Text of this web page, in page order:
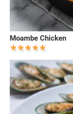
Moambe Chicken